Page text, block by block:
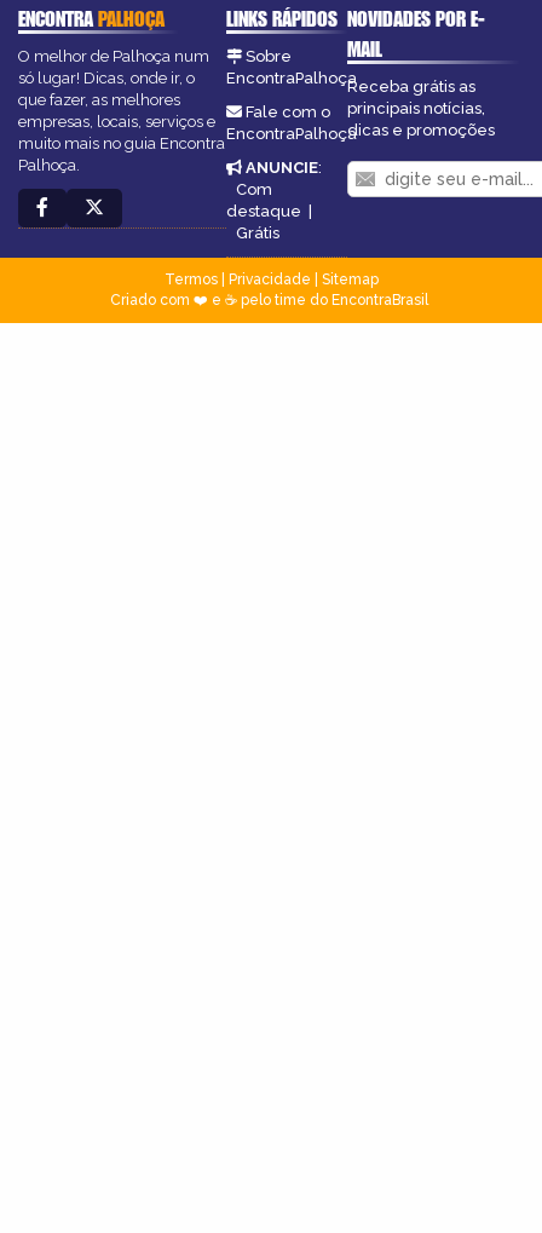
ENCONTRAPALHOÇA
O melhor de Palhoça num
só lugar! Dicas, onde ir, o
que fazer, as melhores
empresas, locais, serviços e
muito mais no guia Encontra
Palhoça.
LINKS RÁPIDOS
Sobre
EncontraPalhoça
Fale com o
EncontraPalhoça
ANUNCIE:
Com
destaque
Grátis
NOVIDADES POR E-
MAIL
Receba grátis as
principais notícias,
dicas e promoções
Termos| Privacidade
Sitemap
Criado com ❤️ e ☕ pelo time do EncontraBrasil